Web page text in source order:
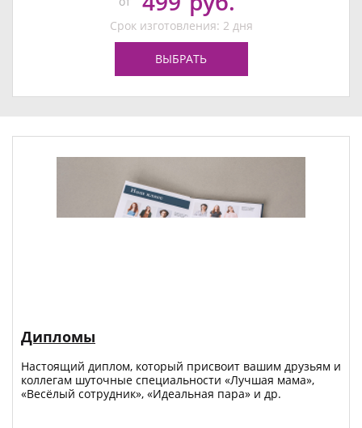
Срок изготовления: 2 дня
ВЫБРАТЬ
Дипломы
Настоящий диплом, который присвоит вашим друзьям и
коллегам шуточные специальности «Лучшая мама»,
«Весёлый сотрудник», «Идеальная пара» и др.